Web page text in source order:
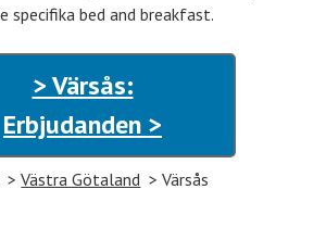
specifika bed and breakfast.
> Värsås:
Erbjudanden >
Västra Götaland Värsås